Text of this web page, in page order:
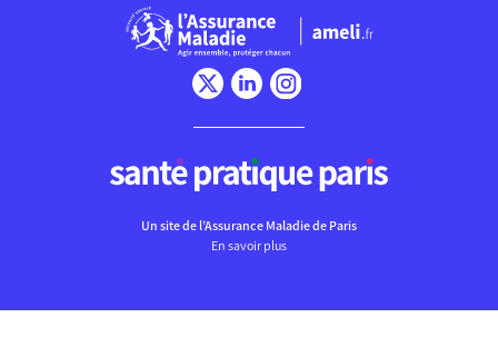
Un site de l’Assurance Maladie de Paris
En savoir plus